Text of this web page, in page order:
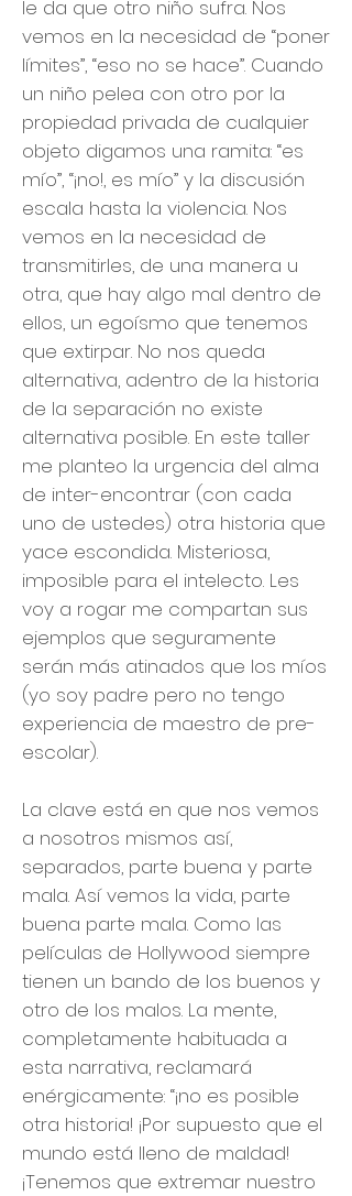
le da que otro niño sufra. Nos
vemos en la necesidad de “poner
límites”, “eso no se hace”. Cuando
un niño pelea con otro por la
propiedad privada de cualquier
objeto digamos una ramita: “es
mío”, “¡no!, es mío” y la discusión
escala hasta la violencia. Nos
vemos en la necesidad de
transmitirles, de una manera u
otra, que hay algo mal dentro de
ellos, un egoísmo que tenemos
que extirpar. No nos queda
alternativa, adentro de la historia
de la separación no existe
alternativa posible. En este taller
me planteo la urgencia del alma
de inter-encontrar (con cada
uno de ustedes) otra historia que
yace escondida. Misteriosa,
imposible para el intelecto. Les
voy a rogar me compartan sus
ejemplos que seguramente
serán más atinados que los míos
(yo soy padre pero no tengo
experiencia de maestro de pre-
escolar).
La clave está en que nos vemos
a nosotros mismos así,
separados, parte buena y parte
mala. Así vemos la vida, parte
buena parte mala. Como las
películas de Hollywood siempre
tienen un bando de los buenos y
otro de los malos. La mente,
completamente habituada a
esta narrativa, reclamará
enérgicamente: “¡no es posible
otra historia! ¡Por supuesto que el
mundo está lleno de maldad!
¡Tenemos que extremar nuestro